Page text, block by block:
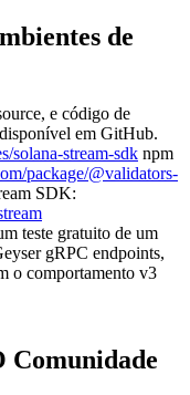
de
e código de
em GitHub.
solana-stream-sdk npm
package/@validators-
SDK:
teste gratuito de um
gRPC endpoints,
o comportamento v3
Comunidade